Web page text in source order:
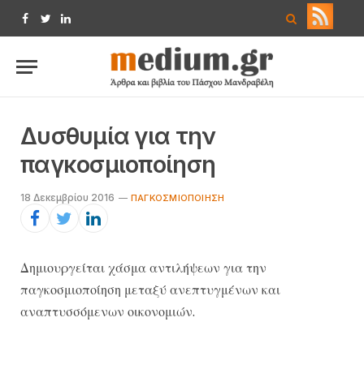
Facebook
TwitterLinkedIn
Δυσθυμία για την
παγκοσμιοποίηση
18 Δεκεμβρίου 2016 ΠΑΓΚΟΣΜΙΟΠΟΊΗΣΗ
Δημιουργείται χάσμα αντιλήψεων για την
παγκοσμιοποίηση μεταξύ ανεπτυγμένων και
αναπτυσσόμενων οικονομιών.